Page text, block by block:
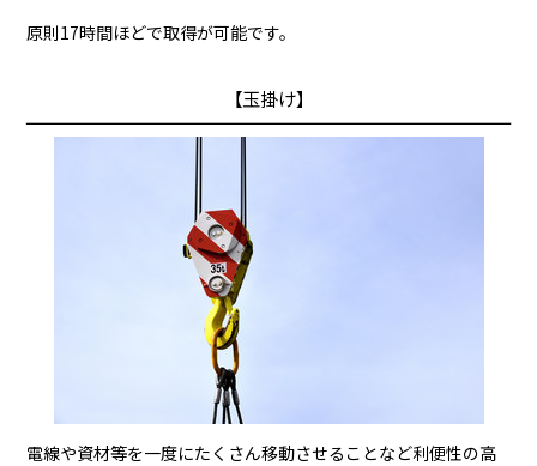
原則17時間ほどで取得が可能です。
【玉掛け】
電線や資材等を一度にたくさん移動させることなど利便性の高